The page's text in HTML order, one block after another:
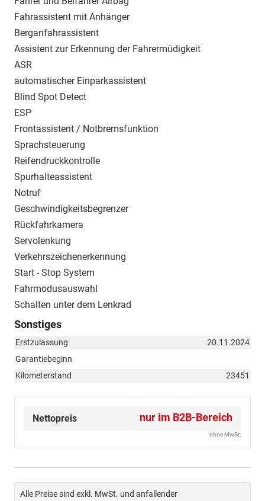
Fahrassistent mit Anhänger
Berganfahrassistent
Assistent zur Erkennung der Fahrermüdigkeit
ASR
automatischer Einparkassistent
Blind Spot Detect
ESP
Frontassistent / Notbremsfunktion
Sprachsteuerung
Reifendruckkontrolle
Spurhalteassistent
Notruf
Geschwindigkeitsbegrenzer
Rückfahrkamera
Servolenkung
Verkehrszeichenerkennung
Start - Stop System
Fahrmodusauswahl
Schalten unter dem Lenkrad
Sonstiges
Erstzulassung
20.11.2024
Garantiebeginn
Kilometerstand
23451
Nettopreis nur im B2B-Bereich
ohne MwSt.
Alle Preise sind exkl. MwSt. und anfallender